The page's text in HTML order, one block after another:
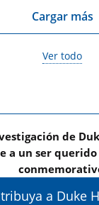
Cargar más
Ver todo
de
a un ser
a Duke